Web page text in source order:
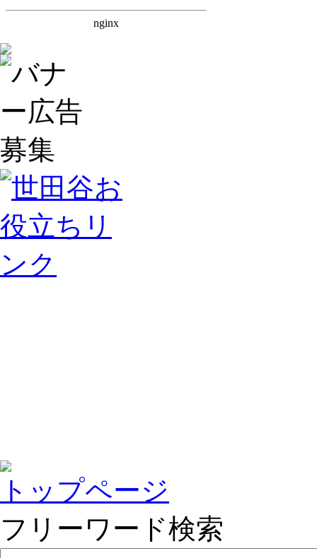
トップページ
フリーワード検索